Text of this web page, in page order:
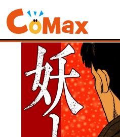
電子書籍マンガ CoMax(コマック
LEGEND> 妖しい花2